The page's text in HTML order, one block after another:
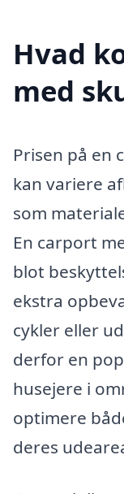
Hvad
med
Prisen på en
kan variere
som
En carport
blot
ekstra
cykler eller
derfor en
husejere i
optimere
deres